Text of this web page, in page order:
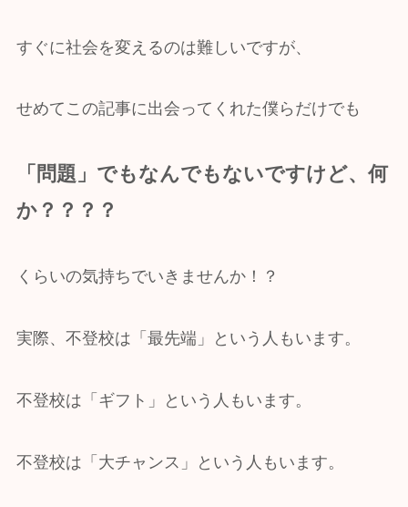
すぐに社会を変えるのは難しいですが、
せめてこの記事に出会ってくれた僕らだけでも
「問題」でもなんでもないですけど、何
か？？？？
くらいの気持ちでいきませんか！？
実際、不登校は「最先端」という人もいます。
不登校は「ギフト」という人もいます。
不登校は「大チャンス」という人もいます。